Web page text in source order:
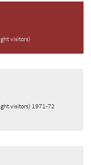
visitors)
visitors) 1971-72